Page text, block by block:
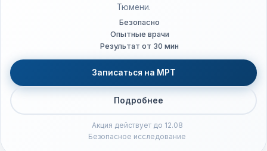
Тюмени.
Безопасно
Опытные врачи
Результат от 30 мин
Записаться на МРТ
Подробнее
Акция действует до 12.08
Безопасное исследование